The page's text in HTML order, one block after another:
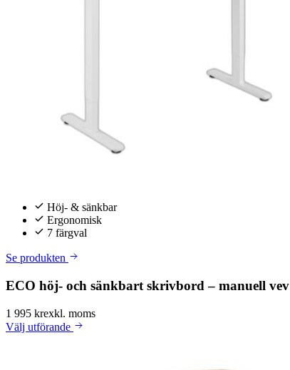
Höj- & sänkbar
Ergonomisk
7 färgval
Se produkten
ECO höj- och sänkbart skrivbord – manuell vev
1 995 krexkl. moms
Välj utförande